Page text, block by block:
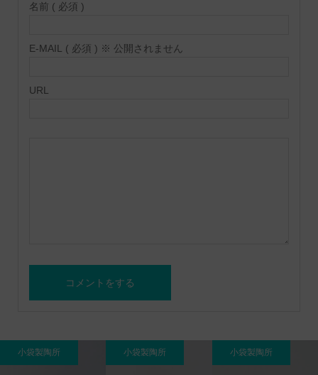
名前 ( 必須 )
E-MAIL ( 必須 ) ※ 公開されません
URL
小袋製陶所 小袋製陶所 小袋製陶所